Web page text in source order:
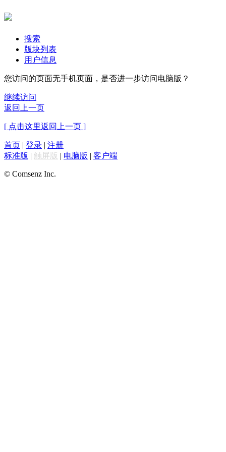
搜索
版块列表
用户信息
您访问的页面无手机页面，是否进一步访问电脑版？
继续访问
返回上一页
[ 点击这里返回上一页 ]
首页 | 登录 | 注册
标准版 | 触屏版 | 电脑版 | 客户端
© Comsenz Inc.